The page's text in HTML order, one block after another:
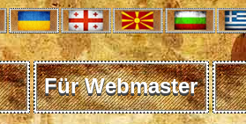
Für Webmaster